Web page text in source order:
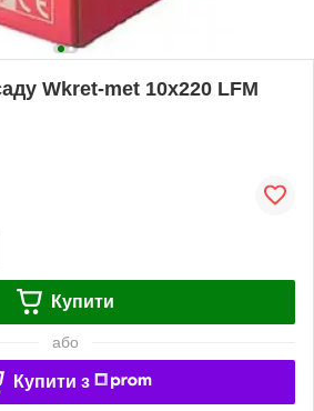
Wkret-met 10х220 LFM
Купити
або
Купити з